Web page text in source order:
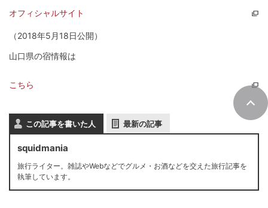
オフィシャルサイト
（2018年5月18日公開）
山口県の宿情報は
こちら
この記事を書いた人 最新の記事
squidmania
旅行ライター。雑誌やWebなどでグルメ・お酒などを交えた旅行記事を
執筆しています。